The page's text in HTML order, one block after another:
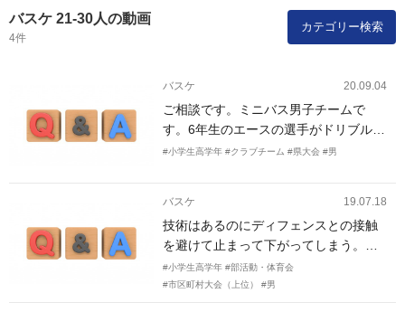
バスケ 21-30人の動画
4件
カテゴリー検索
バスケ 20.09.04
ご相談です。ミニバス男子チームで
す。6年生のエースの選手がドリブルを
始めると周りの選手がピタっと止まっ
ンスになってしまいます。ドライブへ
の合わせ、スペースの理解からと思っ
ています、どのような練習から行うと
よろしいでしょうか？
#小学生高学年 #クラブチーム #県大会 #男
バスケ 19.07.18
技術はあるのにディフェンスとの接触
を避けて止まって下がってしまう。結
局ターンオーバーしてしまう悪循環を
改善したい。
#小学生高学年 #部活動・体育会
#市区町村大会（上位）
#男